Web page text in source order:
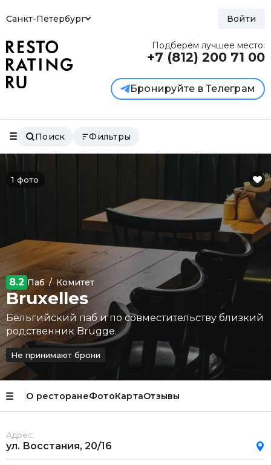
Санкт-Петербург Войти
Подберём лучшее место:
+7 (812) 200 71 00
Бронируйте в Телеграм
Поиск Фильтры
1 фото
8.2 Паб / Комитет
Bruxelles
Бельгийский паб и по совместительству близкий
родственник Brugge.
Не принимают брони
О ресторанеФотоКартаОтзывы
Адрес:
ул. Восстания, 20/16